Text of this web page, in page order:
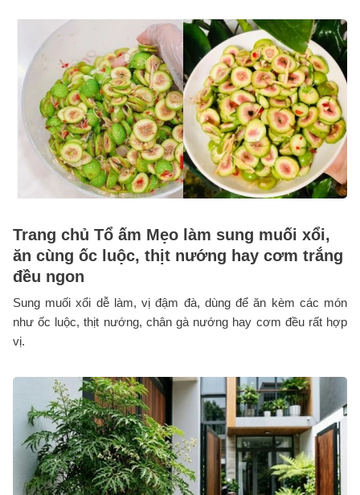
Trang chủ Tổ ấm Mẹo làm sung muối xổi,
ăn cùng ốc luộc, thịt nướng hay cơm trắng
đều ngon
Sung muối xổi dễ làm, vị đậm đà, dùng để ăn kèm các món
như ốc luộc, thịt nướng, chân gà nướng hay cơm đều rất hợp
vị.